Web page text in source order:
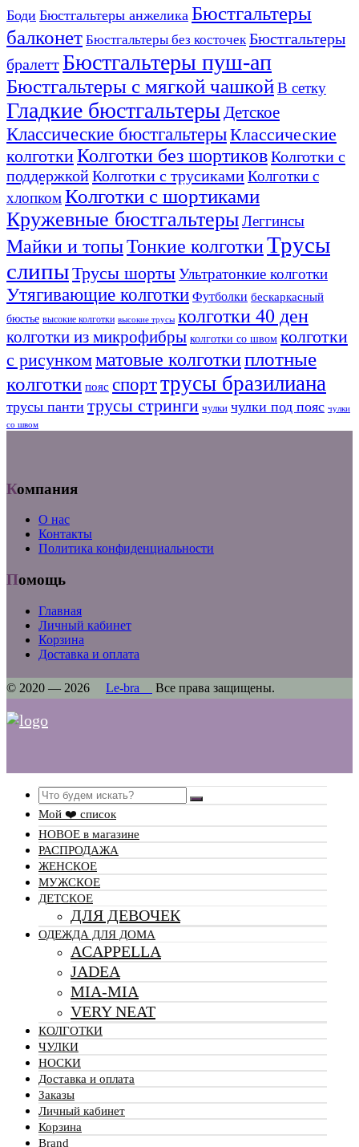
Боди Бюстгальтеры анжелика Бюстгальтеры
балконет Бюстгальтеры без косточек Бюстгальтеры
бралетт Бюстгальтеры пуш-ап
Бюстгальтеры с мягкой чашкойВ сетку
Гладкие бюстгальтеры Детское
Классические бюстгальтерыКлассические
колготкиКолготки без шортиковКолготки с
поддержкойКолготки с трусикамиКолготки с
хлопкомКолготки с шортиками
Кружевные бюстгальтерыЛеггинсы
Майки и топыТонкие колготкиТрусы
слипыТрусы шортыУльтратонкие колготки
Утягивающие колготки Футболки бескаркасный
бюстье высокие колготки высокие трусы колготки 40 ден
колготки из микрофибры колготки со швом колготки
с рисункомматовые колготкиплотные
колготки пояс спорттрусы бразилиана
трусы панти трусы стринги чулки чулки под пояс чулки
со швом
Компания
О нас
Контакты
Политика конфиденциальности
Помощь
Главная
Личный кабинет
Корзина
Доставка и оплата
© 2020 — 2026 Le-bra Все права защищены.
Search
Мой ❤️ список
НОВОЕ в магазине
РАСПРОДАЖА
ЖЕНСКОЕ
МУЖСКОЕ
ДЕТСКОЕ
ДЛЯ ДЕВОЧЕК
ОДЕЖДА ДЛЯ ДОМА
ACAPPELLA
JADEA
MIA-MIA
VERY NEAT
КОЛГОТКИ
ЧУЛКИ
НОСКИ
Доставка и оплата
Заказы
Личный кабинет
Корзина
Brand